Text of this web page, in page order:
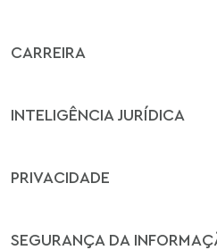
CARREIRA
INTELIGÊNCIA JURÍDICA
PRIVACIDADE
SEGURANÇA DA